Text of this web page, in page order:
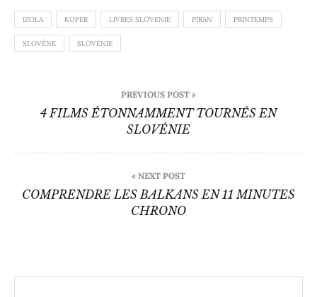
IZOLA KOPER LIVRES SLOVENIE PIRAN PRINTEMPS
SLOVÈNE SLOVÉNIE
de
PREVIOUS POST »
4 FILMS ÉTONNAMMENT TOURNÉS EN
SLOVÉNIE
« NEXT POST
COMPRENDRE LES BALKANS EN 11 MINUTES
CHRONO